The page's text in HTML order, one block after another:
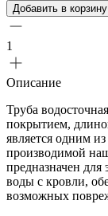
Добавить в корзину
1
Описание
Труба
покрытием,
является одним
производимой
предназначен
воды с кровли,
возможных